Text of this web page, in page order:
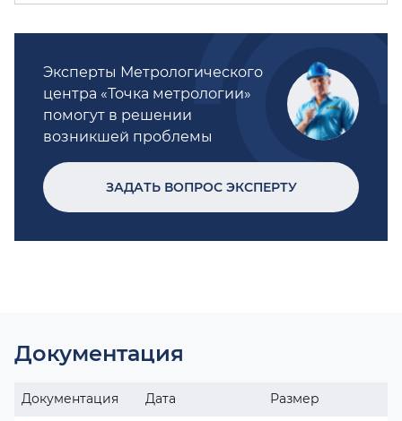
Эксперты Метрологического
центра «Точка метрологии»
помогут в решении
возникшей проблемы
ЗАДАТЬ ВОПРОС ЭКСПЕРТУ
Документация
Документация Дата Размер